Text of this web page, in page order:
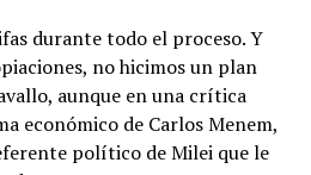
durante todo el proceso. Y
no hicimos un plan
aunque en una crítica
económico de Carlos Menem,
político de Milei que le